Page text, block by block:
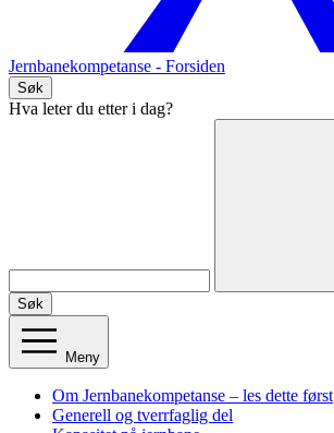
Jernbanekompetanse - Forsiden
Søk
Hva leter du etter i dag?
Søk
Meny
Om Jernbanekompetanse – les dette først
Generell og tverrfaglig del